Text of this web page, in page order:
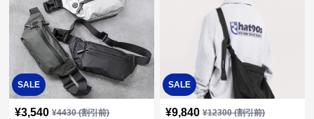
SALE
¥3,540 ¥4430(割引前)
SALE
¥9,840 ¥12300(割引前)